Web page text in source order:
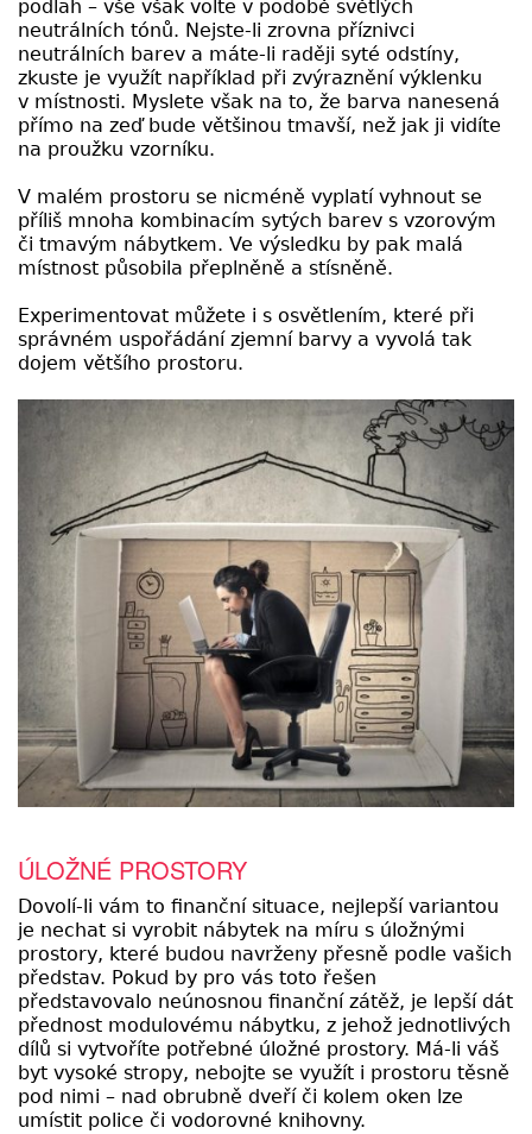
podlah – vše však volte v podobě světlých
neutrálních tónů. Nejste-li zrovna příznivci
neutrálních barev a máte-li raději syté odstíny,
zkuste je využít například při zvýraznění výklenku
v místnosti. Myslete však na to, že barva nanesená
přímo na zeď bude většinou tmavší, než jak ji vidíte
na proužku vzorníku.
V malém prostoru se nicméně vyplatí vyhnout se
příliš mnoha kombinacím sytých barev s vzorovým
či tmavým nábytkem. Ve výsledku by pak malá
místnost působila přeplněně a stísněně.
Experimentovat můžete i s osvětlením, které při
správném uspořádání zjemní barvy a vyvolá tak
dojem většího prostoru.
ÚLOŽNÉ PROSTORY
Dovolí-li vám to finanční situace, nejlepší variantou
je nechat si vyrobit nábytek na míru s úložnými
prostory, které budou navrženy přesně podle vašich
představ. Pokud by pro vás toto řešen
představovalo neúnosnou finanční zátěž, je lepší dát
přednost modulovému nábytku, z jehož jednotlivých
dílů si vytvoříte potřebné úložné prostory. Má-li váš
byt vysoké stropy, nebojte se využít i prostoru těsně
pod nimi – nad obrubně dveří či kolem oken lze
umístit police či vodorovné knihovny.